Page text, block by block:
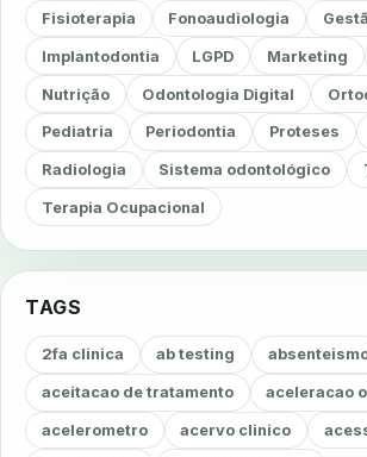
Fisioterapia Fonoaudiologia
Implantodontia LGPD Marketing
Nutrição Odontologia Digital
Pediatria Periodontia Proteses
Radiologia Sistema odontológico
Terapia Ocupacional
TAGS
2fa clinica ab testing
aceitacao de tratamento aceleracao
acelerometro acervo clinico